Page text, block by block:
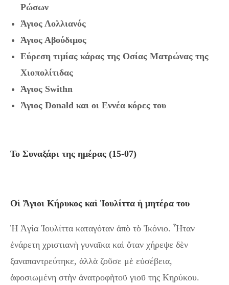
Ρώσων
Άγιος Λολλιανός
Άγιος Αβούδιμος
Εύρεση τιμίας κάρας της Οσίας Ματρώνας της
Χιοπολίτιδας
Άγιος Swithn
Άγιος Donald και οι Εννέα κόρες του
Το Συναξάρι της ημέρας (15-07)
Οἱ Ἅγιοι Κήρυκος καὶ Ἰουλίττα ἡ μητέρα του
Ἡ Ἁγία Ἰουλίττα καταγόταν ἀπὸ τὸ Ἰκόνιο. Ἦταν
ἐνάρετη χριστιανὴ γυναῖκα καὶ ὅταν χήρεψε δὲν
ξαναπαντρεύτηκε, ἀλλὰ ζοῦσε μὲ εὐσέβεια,
ἀφοσιωμένη στὴν ἀνατροφὴτοῦ γιοῦ της Κηρύκου.